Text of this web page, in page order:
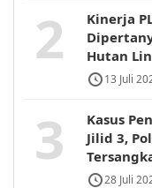
2
Kinerja
Hutan
13 Juli
3
Kasus
Jilid 3,
28 Juli